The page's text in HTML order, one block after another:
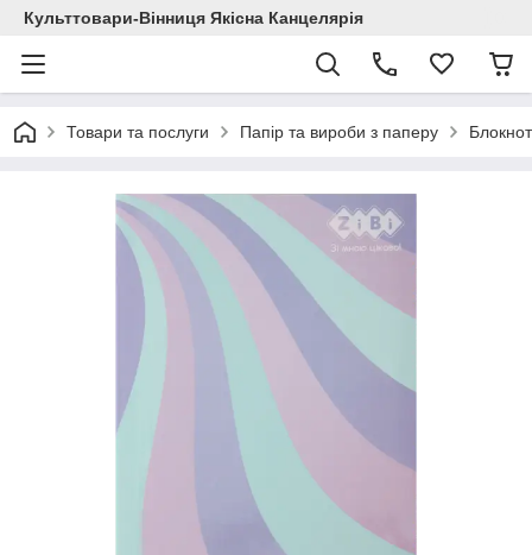
Культтовари-Вінниця Якісна Канцелярія
Товари та послуги Папір та вироби з паперу